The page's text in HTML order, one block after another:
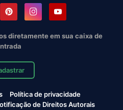
diretamente em sua caixa de
Política de privacidade
de Direitos Autorais